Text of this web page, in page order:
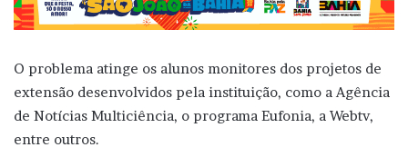
O problema atinge os alunos monitores dos projetos de
extensão desenvolvidos pela instituição, como a Agência
de Notícias Multiciência, o programa Eufonia, a Webtv,
entre outros.